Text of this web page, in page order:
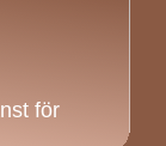
för